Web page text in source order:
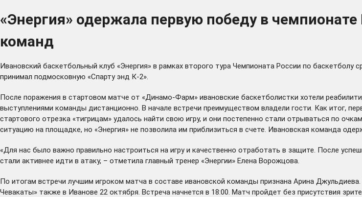
«Энергия» одержала первую победу в
команд
Ивановский баскетбольный клуб «Энергия» в рамках второго тура Чемпионата России по баскетболу
принимал подмосковную «Спарту энд К-2».
После поражения в стартовом матче от «Динамо-Фарм» ивановские баскетболистки хотели
выступлениями команды дистанционно. В начале встречи преимуществом владели гости. Как итог,
стартового отрезка «тигрицам» удалось найти свою игру, и они постепенно стали отрываться по
ситуацию на площадке, но «Энергия» не позволила им приблизиться в счете. Ивановская команда
«Для нас было важно правильно настроиться на игру и качественно отработать в защите. После
стали активнее идти в атаку, – отметила главный тренер «Энергии» Елена Ворожцова.
По итогам встречи лучшим игроком матча в составе ивановской команды признана Арина
Чевакаты» также в Иванове 22 октября. Встреча начнется в 18:00. Матч пройдет без присутствия